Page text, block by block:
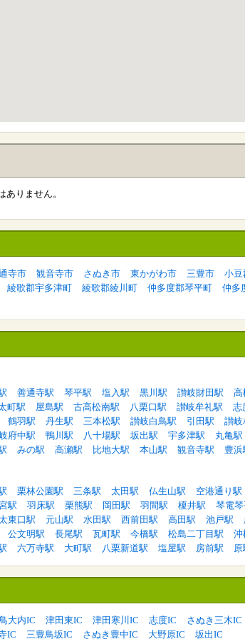
りません。
寺市 観音寺市 さぬき市 東かがわ市 三豊市 小豆
綾歌郡宇多津町 綾歌郡綾川町 仲多度郡琴平町
仲多
善通寺駅 琴平駅 塩入駅 黒川駅 讃岐財田駅 高
町駅 屋島駅 古高松南駅 八栗口駅 讃岐牟礼駅 志
鶴羽駅 丹生駅 三本松駅 讃岐白鳥駅 引田駅 讃岐
府中駅 鴨川駅 八十場駅 坂出駅 宇多津駅 丸亀駅
みの駅 高瀬駅 比地大駅 本山駅 観音寺駅 豊浜
栗林公園駅 三条駅 太田駅 仏生山駅 空港通り駅
駅 羽床駅 栗熊駅 岡田駅 羽間駅 榎井駅 琴電
東口駅 元山駅 水田駅 西前田駅 高田駅 池戸駅
公文明駅 長尾駅 瓦町駅 今橋駅 松島二丁目駅 沖
六万寺駅 大町駅 八栗新道駅 塩屋駅 房前駅 原
大内IC 津田東IC 津田寒川IC 志度IC さぬき三木IC
IC 三豊鳥坂IC さぬき豊中IC 大野原IC 坂出IC